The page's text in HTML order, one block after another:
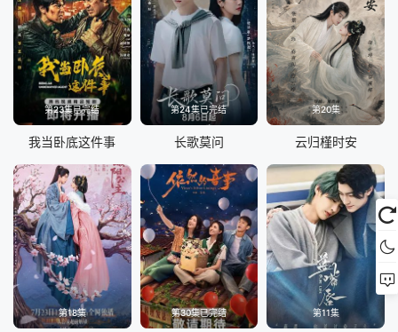
第23集已完结
我当卧底这件事
第24集已完结
长歌莫问
第20集
云归槿时安
第18集 第30集已完结 第11集